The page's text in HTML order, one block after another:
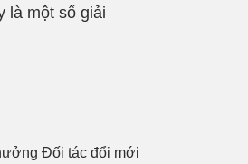
là một số giải
Đối tác đổi mới